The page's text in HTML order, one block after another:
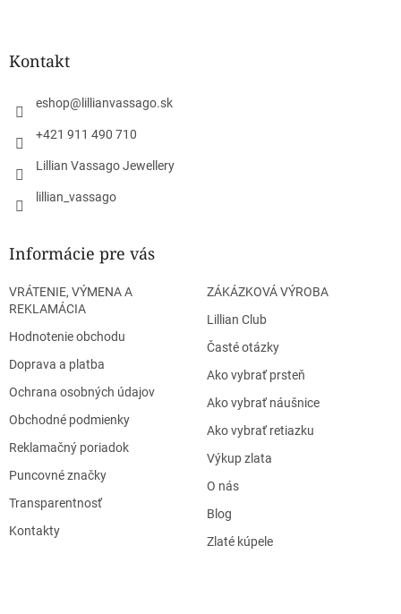
Kontakt
eshop@ lillianvassago.sk
+421 911 490 710
Lillian Vassago Jewellery
lillian_vassago
Informácie pre vás
VRÁTENIE, VÝMENA A
REKLAMÁCIA
Hodnotenie obchodu
Doprava a platba
Ochrana osobných údajov
Obchodné podmienky
Reklamačný poriadok
Puncovné značky
Transparentnosť
Kontakty
ZÁKÁZKOVÁ VÝROBA
Lillian Club
Časté otázky
Ako vybrať prsteň
Ako vybrať náušnice
Ako vybrať retiazku
Výkup zlata
O nás
Blog
Zlaté kúpele